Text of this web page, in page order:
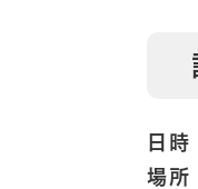
日
場所